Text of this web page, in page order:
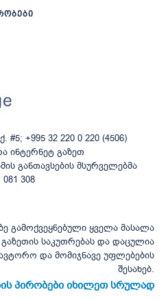
+995 32 220 0 220 (4506)
ინტერნეტ გაზეთ
განთავსების მსურველებმა
308
გამოქვეყნებული ყველა მასალა
საკუთრებას და დაცულია
და მომიჯნავე უფლებების
შესახებ.
პირობები იხილეთ სრულად